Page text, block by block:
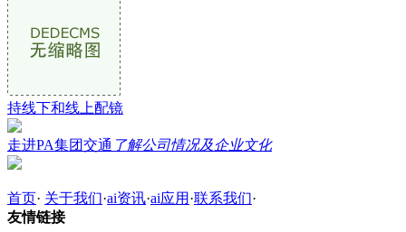
持线下和线上配镜
走进PA集团交通 了解公司情况及企业文化
首页· 关于我们·ai资讯·ai应用 ·联系我们·
友情链接